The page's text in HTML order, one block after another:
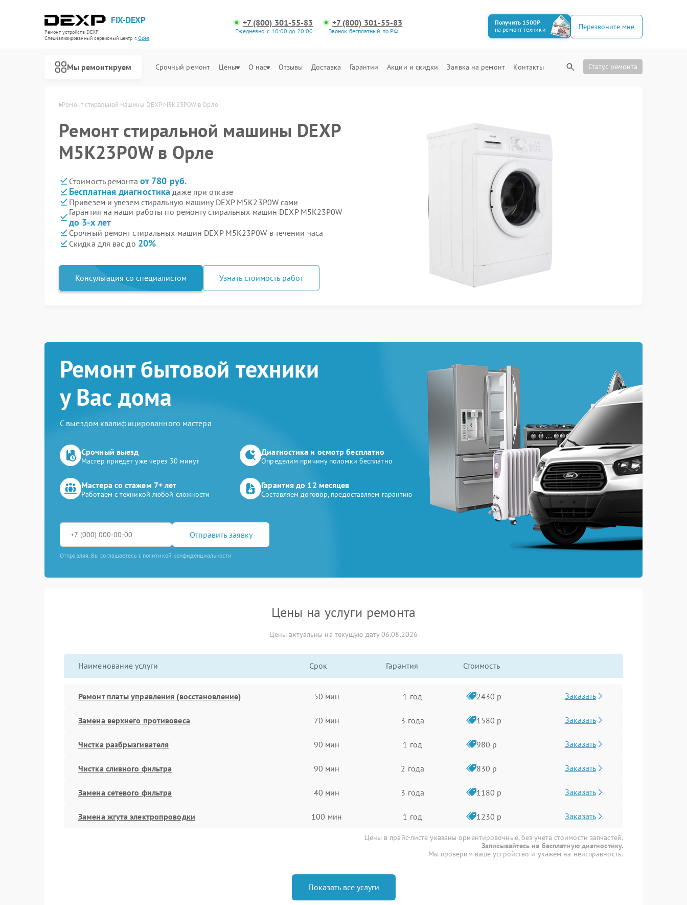
FIX-DEXP
Ремонт устройств DEXP
Специализированный cервисный центр г.Орёл
+7 (800) 301-55-83
Ежедневно, с 10:00 до 20:00
+7 (800) 301-55-83
Звонок бесплатный по РФ
Получить 1500₽
на ремонт техники
Перезвоните мне
Мы ремонтируем Срочный ремонт Цены О нас Отзывы Доставка Гарантии Акции и скидки Заявка на ремонт Контакты Статус ремонта
DEXP в Орле Ремонт стиральной машины DEXP M5K23P0W в Орле
Ремонт стиральной машины DEXP
M5K23P0W в Орле
Стоимость ремонта от 780 руб.
Бесплатная диагностика даже при отказе
Привезем и увезем стиральную машину DEXP M5K23P0W сами
Гарантия на наши работы по ремонту стиральных машин DEXP M5K23P0W
до 3-х лет
Срочный ремонт стиральных машин DEXP M5K23P0W в течении часа
Скидка для вас до 20%
Консультация со специалистом Узнать стоимость работ
Ремонт бытовой техники
у Вас дома
С выездом квалифицированного мастера
Срочный выезд
Мастер приедет уже через 30 минут
Диагностика и осмотр бесплатно
Определим причину поломки бесплатно
Мастера со стажем 7+ лет
Работаем с техникой любой сложности
Гарантия до 12 месяцев
Составляем договор, предоставляем гарантию
Отправить заявку
Отправляя, Вы соглашаетесь с политикой конфиденциальности
Цены на услуги ремонта
Цены актуальны на текущую дату 06.08.2026
Наименование услуги Срок Гарантия Стоимость
Ремонт платы управления (восстановление) 50 мин 1 год 2430 р Заказать
Замена верхнего противовеса 70 мин 3 года 1580 р Заказать
Чистка разбрызгивателя 90 мин 1 год 980 р Заказать
Чистка сливного фильтра 90 мин 2 года 830 р Заказать
Замена сетевого фильтра 40 мин 3 года 1180 р Заказать
Замена жгута электропроводки 100 мин 1 год 1230 р Заказать
Цены в прайс-листе указаны ориентировочные, без учета стоимости запчастей.
Записывайтесь на бесплатную диагностику.
Мы проверим ваше устройство и укажем на неисправность.
Показать все услуги